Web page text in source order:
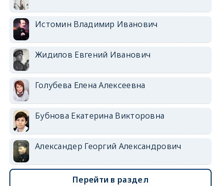
Истомин Владимир Иванович
Жидилов Евгений Иванович
Голубева Елена Алексеевна
Бубнова Екатерина Викторовна
Александер Георгий Александрович
Перейти в раздел